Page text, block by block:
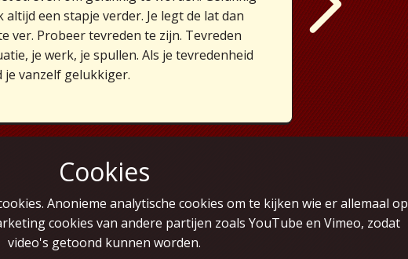
Cookies
Anonieme analytische cookies om te kijken wie er allemaal op
cookies van andere partijen zoals YouTube en Vimeo, zodat
video's getoond kunnen worden.
altijd een stapje verder. Je legt de lat dan
ver. Probeer tevreden te zijn. Tevreden
je werk, je spullen. Als je tevredenheid
je vanzelf gelukkiger.